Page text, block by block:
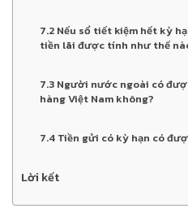
7.2 Nếu sổ tiết kiệm hết kỳ
tiền lãi được tính như thế
7.3 Người nước ngoài có
hàng Việt Nam không?
7.4 Tiền gửi có kỳ hạn có
Lời kết